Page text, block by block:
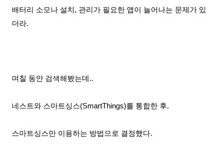
배터리 소모나 설치, 관리가 필요한 앱이 늘어나는 문제가 있
더라.
며칠 동안 검색해봤는데..
네스트와 스마트싱스(SmartThings)를 통합한 후.
스마트싱스만 이용하는 방법으로 결정했다.